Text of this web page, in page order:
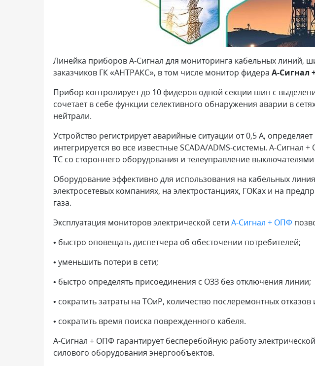
Линейка приборов А-Сигнал для мониторинга кабельных линий,
заказчиков ГК «АНТРАКС», в том числе монитор фидера А-Сигнал
Прибор контролирует до 10 фидеров одной секции шин с
сочетает в себе функции селективного обнаружения аварии в
нейтрали.
Устройство регистрирует аварийные ситуации от 0,5 А,
интегрируется во все известные SCADA/ADMS-системы. А-Сигнал
ТС со стороннего оборудования и телеуправление выключателями
Оборудование эффективно для использования на кабельных
электросетевых компаниях, на электростанциях, ГОКах и на
газа.
Эксплуатация мониторов электрической сети А-Сигнал + ОПФ
• быстро оповещать диспетчера об обесточении потребителей;
• уменьшить потери в сети;
• быстро определять присоединения с ОЗЗ без отключения линии;
• сократить затраты на ТОиР, количество послеремонтных
• сократить время поиска поврежденного кабеля.
А-Сигнал + ОПФ гарантирует бесперебойную работу
силового оборудования энергообъектов.